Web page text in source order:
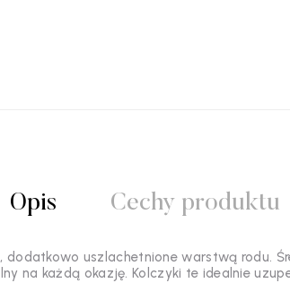
Opis Cechy produktu
dodatkowo uszlachetnione warstwą rodu.
na każdą okazję. Kolczyki te idealnie